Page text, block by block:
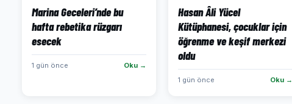
Marina Geceleri’nde bu
hafta rebetika rüzgarı
esecek
1 gün önce Oku →
Hasan Âli Yücel
Kütüphanesi, çocuklar için
öğrenme ve keşif merkezi
oldu
1 gün önce Oku →